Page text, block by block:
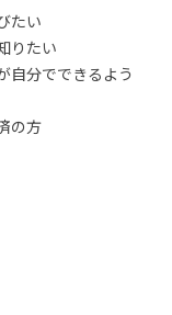
たい
りたい
自分でできるよう
の方